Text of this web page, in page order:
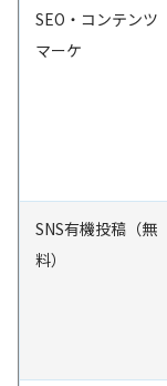
SEO・コンテンツ
マーケ
SNS有機投稿（無
料）